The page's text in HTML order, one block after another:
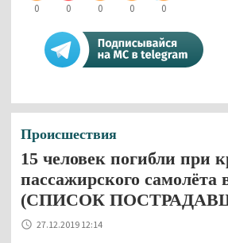
0 0 0 0 0
Происшествия
15 человек погибли при
пассажирского самолёта
(СПИСОК
27.12.2019 12:14